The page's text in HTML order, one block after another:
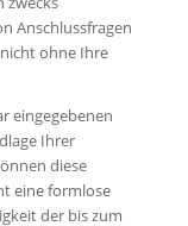
Anschlussfragen
ohne Ihre
eingegebenen
Ihrer
diese
eine formlose
der bis zum